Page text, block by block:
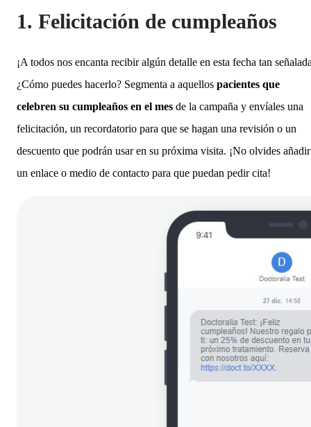
1. Felicitación de cumpleaños
¡A todos nos encanta recibir algún detalle en esta fecha tan
¿Cómo puedes hacerlo? Segmenta a aquellos pacientes que
celebren su cumpleaños en el mes de la campaña y envíales una
felicitación, un recordatorio para que se hagan una revisión o un
descuento que podrán usar en su próxima visita. ¡No olvides añadir
un enlace o medio de contacto para que puedan pedir cita!